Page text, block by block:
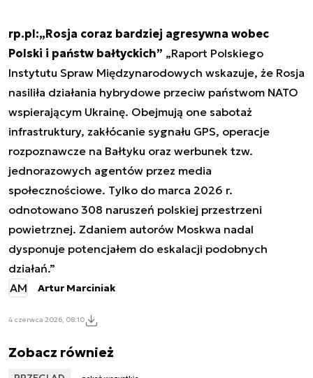
rp.pl:„Rosja coraz bardziej agresywna wobec
Polski i państw bałtyckich” „Raport Polskiego
Instytutu Spraw Międzynarodowych wskazuje, że Rosja
nasiliła działania hybrydowe przeciw państwom NATO
wspierającym Ukrainę. Obejmują one sabotaż
infrastruktury, zakłócanie sygnału GPS, operacje
rozpoznawcze na Bałtyku oraz werbunek tzw.
jednorazowych agentów przez media
społecznościowe. Tylko do marca 2026 r.
odnotowano 308 naruszeń polskiej przestrzeni
powietrznej. Zdaniem autorów Moskwa nadal
dysponuje potencjałem do eskalacji podobnych
działań.”
AM
Artur Marciniak
4 czerwca 2026, 08:10
Zobacz również